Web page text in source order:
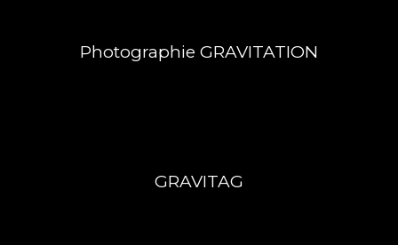
Photographie GRAVITATION
GRAVITAG